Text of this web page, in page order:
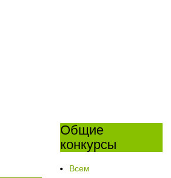
Общие
конкурсы
Всем